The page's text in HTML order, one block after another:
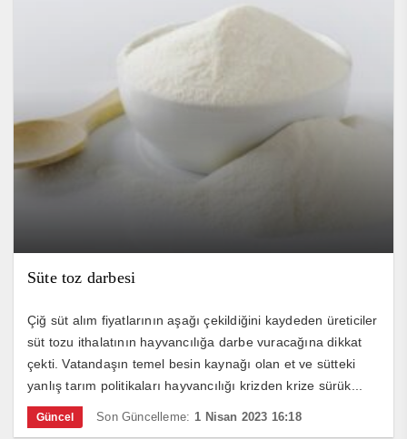
Süte toz darbesi
Çiğ süt alım fiyatlarının aşağı çekildiğini kaydeden üreticiler
süt tozu ithalatının hayvancılığa darbe vuracağına dikkat
çekti. Vatandaşın temel besin kaynağı olan et ve sütteki
yanlış tarım politikaları hayvancılığı krizden krize sürük...
Güncel Son Güncelleme: 1 Nisan 2023 16:18